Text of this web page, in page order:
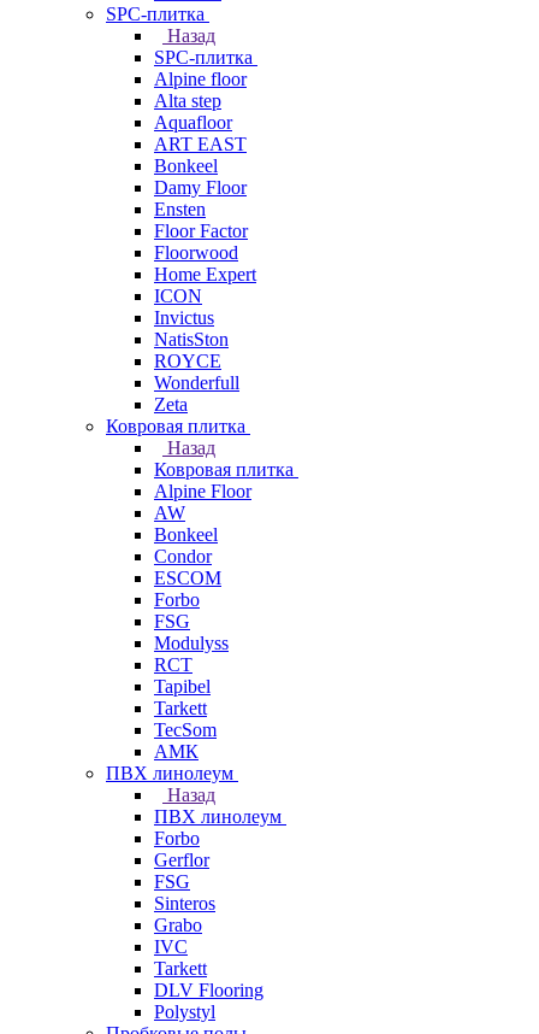
SPC-плитка
Назад
SPC-плитка
Alpine floor
Alta step
Aquafloor
ART EAST
Bonkeel
Damy Floor
Ensten
Floor Factor
Floorwood
Home Expert
ICON
Invictus
NatisSton
ROYCE
Wonderfull
Zeta
Ковровая плитка
Назад
Ковровая плитка
Alpine Floor
AW
Bonkeel
Condor
ESCOM
Forbo
FSG
Modulyss
RCT
Tapibel
Tarkett
TecSom
АМК
ПВХ линолеум
Назад
ПВХ линолеум
Forbo
Gerflor
FSG
Sinteros
Grabo
IVC
Tarkett
DLV Flooring
Polystyl